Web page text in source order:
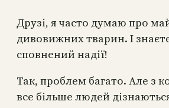
Друзі, я часто думаю про
дивовижних тварин. І
сповнений надії!
Так, проблем багато. Але з
все більше людей